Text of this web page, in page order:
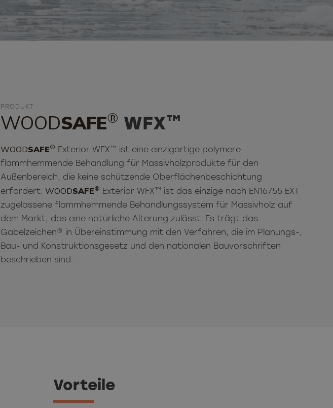
PRODUKT
WOODSAFE® WFX™
WOODSAFE® Exterior WFX™ ist eine einzigartige polymere
flammhemmende Behandlung für Massivholzprodukte für den
Außenbereich, die keine schützende Oberflächenbeschichtung
erfordert. WOODSAFE® Exterior WFX™ ist das einzige nach EN16755 EXT
zugelassene flammhemmende Behandlungssystem für Massivholz auf
dem Markt, das eine natürliche Alterung zulässt. Es trägt das
Gabelzeichen® in Übereinstimmung mit den Verfahren, die im Planungs-,
Bau- und Konstruktionsgesetz und den nationalen Bauvorschriften
beschrieben sind.
Vorteile